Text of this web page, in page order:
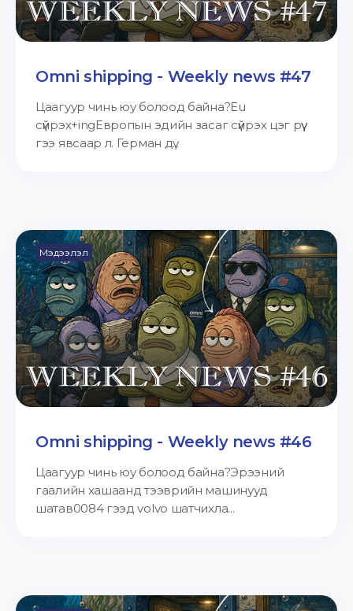
Omni shipping - Weekly news #47
Цаагуур чинь юу болоод байна?Eu
сүйрэх+ingЕвропын эдийн засаг сүйрэх цэг рүү
гээ явсаар л. Герман дү...
Мэдээлэл
Omni shipping - Weekly news #46
Цаагуур чинь юу болоод байна?Эрээний
гаалийн хашаанд тээврийн машинууд
шатав0084 гээд volvo шатчихла...